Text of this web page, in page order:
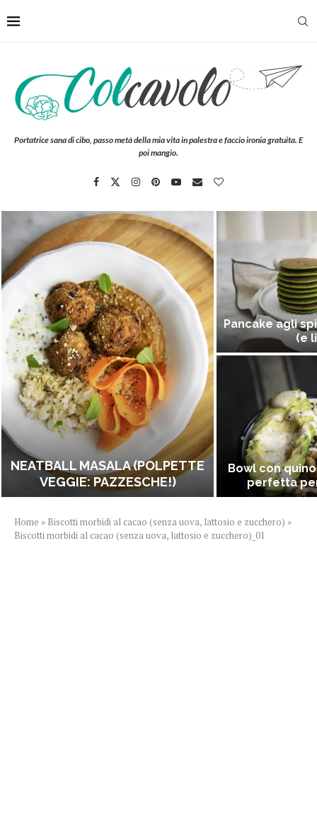
Portatrice sana di cibo, passo metà della mia vita in palestra e faccio ironia gratuita. E
poi mangio.
NEATBALL MASALA (POLPETTE
VEGGIE: PAZZESCHE!)
Pancake agli
(e
Bowl con
perfetta
Home » Biscotti morbidi al cacao (senza uova, lattosio e zucchero) »
Biscotti morbidi al cacao (senza uova, lattosio e zucchero)_01